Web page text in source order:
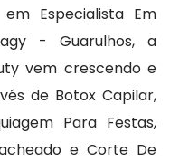
Especialista Em
- Guarulhos, a
vem crescendo e
de Botox Capilar,
Para Festas,
e Corte De